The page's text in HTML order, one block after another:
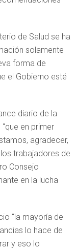
de Salud se ha
solamente
forma de
el Gobierno esté
diario de la
en primer
agradecer,
trabajadores de
Consejo
en la lucha
“la mayoría de
lo hace de
y eso lo